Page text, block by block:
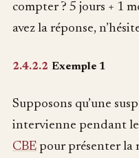
compter ? 5 jours + 1
avez la réponse,
2.4.2.2 Exemple 1
Supposons qu’une
intervienne pendant
CBE pour présenter la